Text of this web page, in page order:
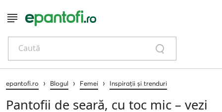
Caută
epantofi.ro › Blogul › Femei › Inspirații și trenduri
Pantofii de seară, cu toc mic – vezi